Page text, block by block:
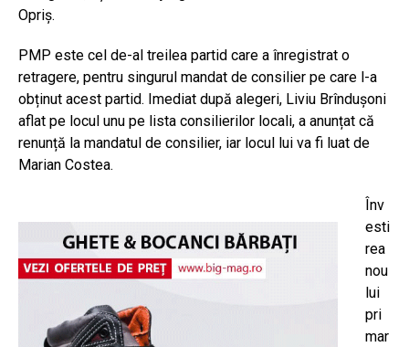
Opriș.
PMP este cel de-al treilea partid care a înregistrat o
retragere, pentru singurul mandat de consilier pe care l-a
obținut acest partid. Imediat după alegeri, Liviu Brîndușoni
aflat pe locul unu pe lista consilierilor locali, a anunțat că
renunță la mandatul de consilier, iar locul lui va fi luat de
Marian Costea.
Înv
esti
rea
nou
lui
pri
mar